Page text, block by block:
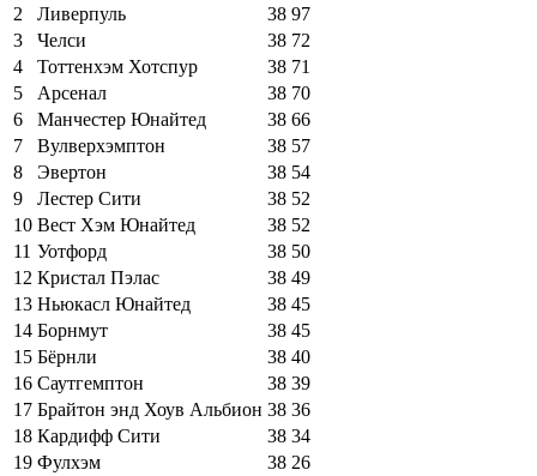
2
Ливерпуль 38 97
3
Челси 38 72
4
Тоттенхэм Хотспур 38 71
5
Арсенал 38 70
6
Манчестер Юнайтед 38 66
7
Вулверхэмптон 38 57
8
Эвертон 38 54
9
Лестер Сити 38 52
10 Вест Хэм Юнайтед 38 52
11 Уотфорд 38 50
12 Кристал Пэлас 38 49
13 Ньюкасл Юнайтед 38 45
14 Борнмут 38 45
15 Бёрнли 38 40
16 Саутгемптон 38 39
17 Брайтон энд Хоув Альбион 38 36
18 Кардифф Сити 38 34
19 Фулхэм 38 26